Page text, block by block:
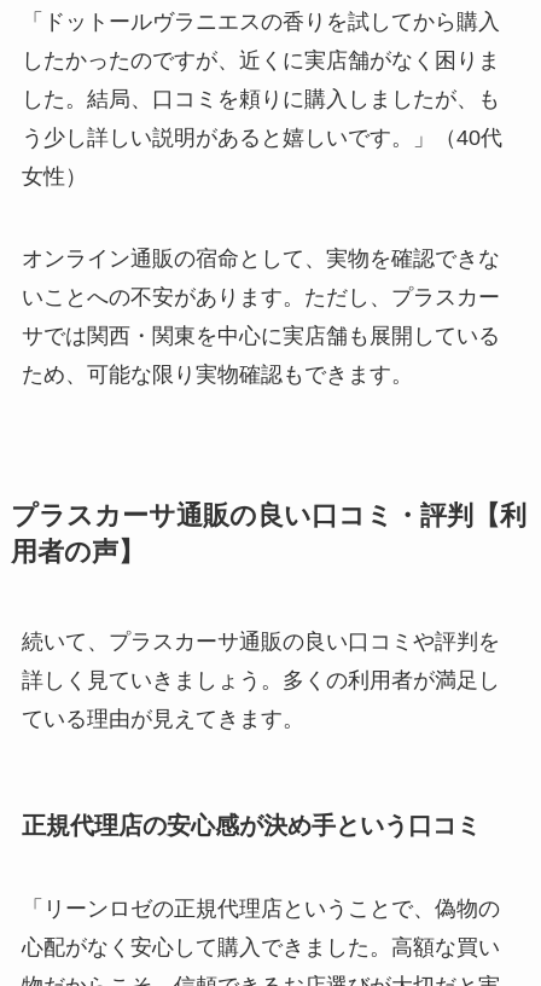
「ドットールヴラニエスの香りを試してから購入
したかったのですが、近くに実店舗がなく困りま
した。結局、口コミを頼りに購入しましたが、も
う少し詳しい説明があると嬉しいです。」（40代
女性）
オンライン通販の宿命として、実物を確認できな
いことへの不安があります。ただし、プラスカー
サでは関西・関東を中心に実店舗も展開している
ため、可能な限り実物確認もできます。
プラスカーサ通販の良い口コミ・評判【利
用者の声】
続いて、プラスカーサ通販の良い口コミや評判を
詳しく見ていきましょう。多くの利用者が満足し
ている理由が見えてきます。
正規代理店の安心感が決め手という口コミ
「リーンロゼの正規代理店ということで、偽物の
心配がなく安心して購入できました。高額な買い